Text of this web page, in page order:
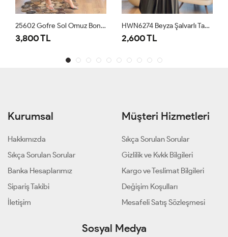
25602 Gofre Sol Omuz Boncuk İşli 3lü Takım Siyah
3,800 TL
HWN6274 Beyza Şalvarlı Takım Haki
2,600 TL
Kurumsal
Hakkımızda
Sıkça Sorulan Sorular
Banka Hesaplarımız
Sipariş Takibi
İletişim
Müşteri Hizmetleri
Sıkça Sorulan Sorular
Gizlilik ve Kvkk Bilgileri
Kargo ve Teslimat Bilgileri
Değişim Koşulları
Mesafeli Satış Sözleşmesi
Sosyal Medya